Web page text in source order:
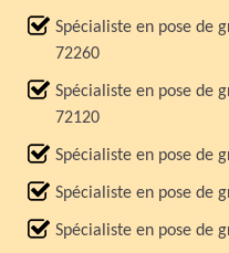
Spécialiste en pose de
72260
Spécialiste en pose de
72120
Spécialiste en pose de
Spécialiste en pose de
Spécialiste en pose de